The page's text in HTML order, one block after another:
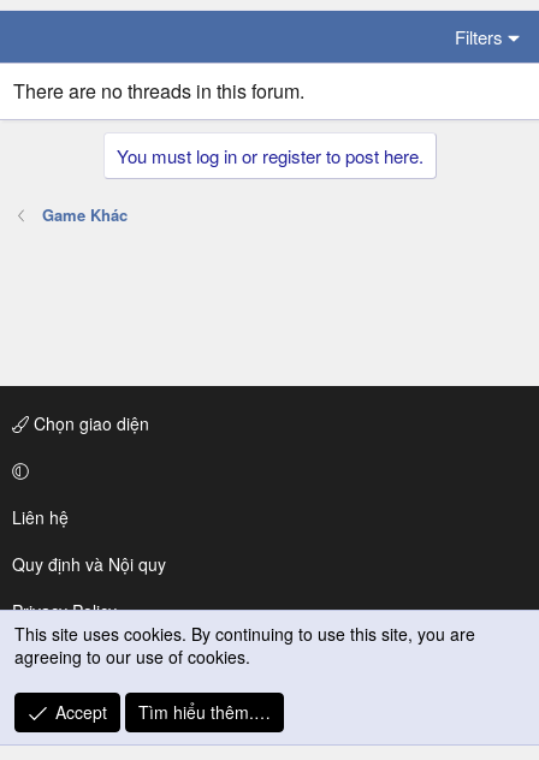
Filters
There are no threads in this forum.
You must log in or register to post here.
Game Khác
Chọn giao diện
Liên hệ
Quy định và Nội quy
Privacy Policy
Trợ giúp
R
S
This site uses cookies. By continuing to use this site, you are
agreeing to our use of cookies.
Accept Tìm hiểu thêm.…